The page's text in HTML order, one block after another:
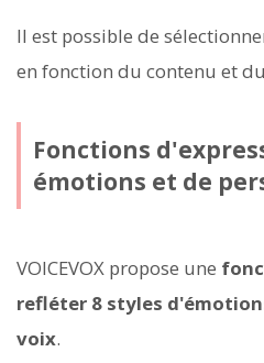
Il est possible de
en fonction du contenu et
Fonctions
émotions et de
VOICEVOX propose une
refléter 8 styles
voix.